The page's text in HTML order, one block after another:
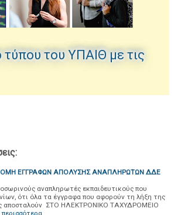
τύπου του ΥΠΑΙΘ με τις
ΕΓΓΡΑΦΩΝ ΑΠΟΛΥΣΗΣ ΑΝΑΠΛΗΡΩΤΩΝ ΔΔΕ
αναπληρωτές εκπαιδευτικούς που
ότι όλα τα έγγραφα που αφορούν τη λήξη της
αποσταλούν ΣΤΟ ΗΛΕΚΤΡΟΝΙΚΟ ΤΑΧΥΔΡΟΜΕΙΟ
περισσότερα